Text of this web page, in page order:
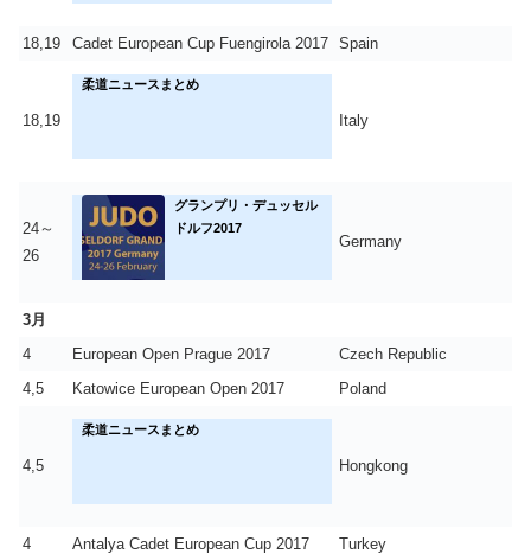
18,19 Cadet European Cup Fuengirola 2017 Spain
18,19
柔道ニュースまとめ
Italy
24～
26
グランプリ・デュッセル
ドルフ2017
Germany
3月
4
European Open Prague 2017
Czech Republic
4,5
Katowice European Open 2017 Poland
4,5
柔道ニュースまとめ
Hongkong
4 Antalya Cadet European Cup 2017 Turkey